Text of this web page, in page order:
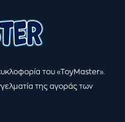
του «ToyMaster».
της αγοράς των